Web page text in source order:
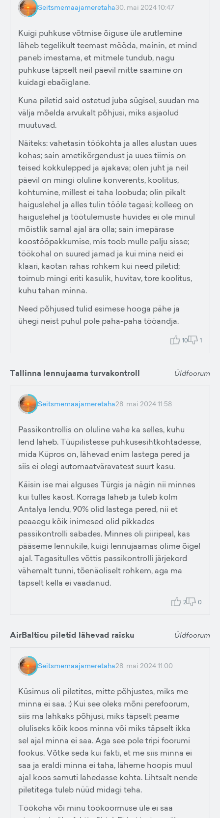
Seitsmemaajameretaha30. mai 2024 10:47
Kuigi puhkuse võtmise õiguse üle arutlemine
läheb tegelikult teemast mööda, mainin, et mind
paneb imestama, et mitmele tundub, nagu
puhkuse täpselt neil päevil mitte saamine on
kuidagi ebaõiglane.
Kuna piletid said ostetud juba sügisel, suudan ma
välja mõelda arvukalt põhjusi, miks asjaolud
muutuvad.
Näiteks: vahetasin töökohta ja alles alustan uues
kohas; sain ametikõrgendust ja uues tiimis on
teised kokkulepped ja ajakava; olen juht ja neil
päevil on mingi oluline konverents, koolitus,
kohtumine, millest ei taha loobuda; olin pikalt
haiguslehel ja alles tulin tööle tagasi; kolleeg on
haiguslehel ja töötulemuste huvides ei ole minul
mõistlik samal ajal ära olla; sain imepärase
koostööpakkumise, mis toob mulle palju sisse;
töökohal on suured jamad ja kui mina neid ei
klaari, kaotan rahas rohkem kui need piletid;
toimub mingi eriti kasulik, huvitav, tore koolitus,
kuhu tahan minna.
Need põhjused tulid esimese hooga pähe ja
ühegi neist puhul pole paha-paha tööandja.
10 1
Tallinna lennujaama turvakontroll Üldfoorum
Seitsmemaajameretaha28. mai 2024 11:58
Passikontrollis on oluline vahe ka selles, kuhu
lend läheb. Tüüpilistesse puhkusesihtkohtadesse,
mida Küpros on, lähevad enim lastega pered ja
siis ei olegi automaatväravatest suurt kasu.
Käisin ise mai alguses Türgis ja nägin nii minnes
kui tulles kaost. Korraga läheb ja tuleb kolm
Antalya lendu, 90% olid lastega pered, nii et
peaaegu kõik inimesed olid pikkades
passikontrolli sabades. Minnes oli piiripeal, kas
pääseme lennukile, kuigi lennujaamas olime õigel
ajal. Tagasitulles võttis passikontrolli järjekord
vähemalt tunni, tõenäoliselt rohkem, aga ma
täpselt kella ei vaadanud.
2 0
AirBalticu piletid lähevad raisku Üldfoorum
Seitsmemaajameretaha28. mai 2024 11:00
Küsimus oli piletites, mitte põhjustes, miks me
minna ei saa. :) Kui see oleks mõni perefoorum,
siis ma lahkaks põhjusi, miks täpselt peame
oluliseks kõik koos minna või miks täpselt ikka
sel ajal minna ei saa. Aga see pole tripi foorumi
fookus. Võtke seda kui fakti, et me siis minna ei
saa ja eraldi minna ei taha, läheme hoopis muul
ajal koos samuti lahedasse kohta. Lihtsalt nende
piletitega tuleb nüüd midagi teha.
Töökoha või minu töökoormuse üle ei saa